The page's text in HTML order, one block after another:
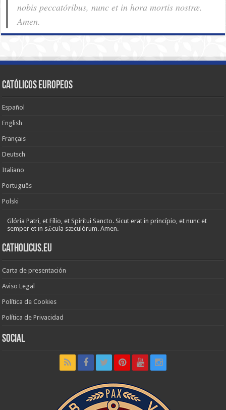
nobis pec­ca­tóribus, nunc et in hora mortis nostræ.
Amen.
Católicos Europeos
Español
English
Français
Deutsch
Italiano
Português
Polski
Glória Patri, et Fílio, et Spirítui Sancto. Sicut erat in princípio, et nunc et
semper et in sǽcula sæculórum. Amen.
Catholicus.eu
Carta de presentación
Aviso Legal
Política de Cookies
Política de Privacidad
Social